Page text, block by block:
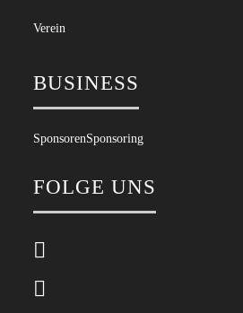
Verein
BUSINESS
SponsorenSponsoring
FOLGE UNS